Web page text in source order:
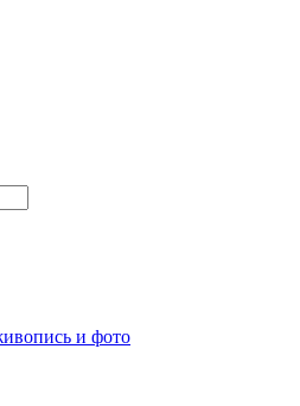
и фото